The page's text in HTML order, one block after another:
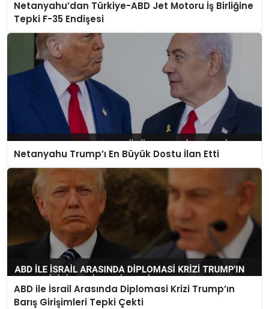
SAĞLIK
YAŞAM
Netanyahu’dan Türkiye-ABD Jet Motoru İş Birliğine
Tepki F-35 Endişesi
Netanyahu Trump’ı En Büyük Dostu İlan Etti
ABD ile İsrail Arasında Diplomasi Krizi Trump’ın
Barış Girişimleri Tepki Çekti